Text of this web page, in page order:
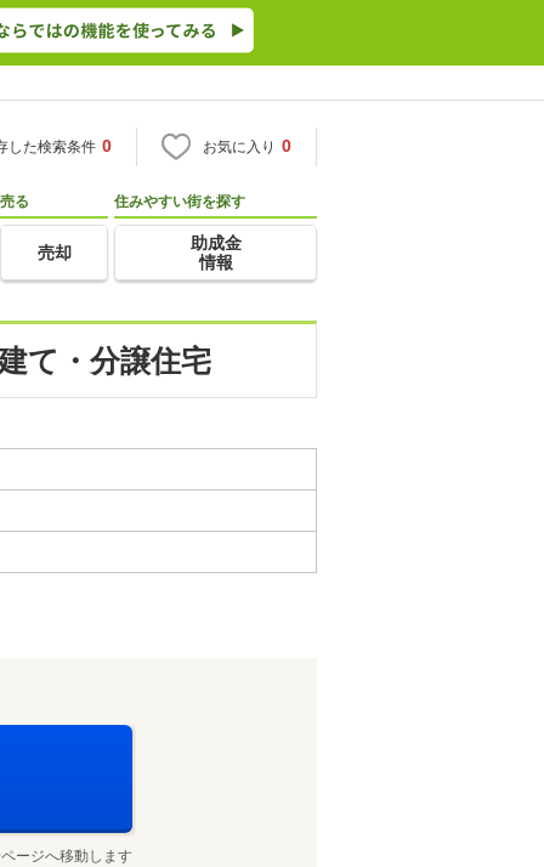
した検索条件 0 お気に入り 0
売る
売却
住みやすい街を探す
助成金
情報
て・分譲住宅
ージへ移動します